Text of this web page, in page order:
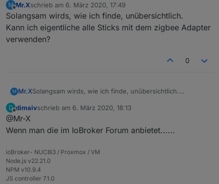
grundsätzlich hätte ich Interesse.
Das mit der Antenne mit/ohne Innenleiter blicke ich
noch nicht ganz. Ich habe mal einen CC2531-Stick
mit Antenne bestellt, die würde ich gern weiter
Die Pins zum Flashen sind noch nicht aufgelötet?
M
Offline
Mr.Xschrieb am 6. März 2020, 17:49
zuletzt editiert von
Solangsam wirds, wie ich finde, unübersichtlich.
Kann ich eigentliche alle Sticks mit dem zigbee Adapter
verwenden?
0
M Mr.XSolangsam wirds, wie ich finde, unübersichtlich.
verwenden?
D
Offline
dimaivschrieb am 6. März 2020, 18:13
zuletzt editiert von
@Mr-X
Wenn man die im IoBroker Forum anbietet......
ioBroker- NUC8i3 / Proxmox / VM
Node.js v22.21.0
NPM v10.9.4
JS controller 7.1.0